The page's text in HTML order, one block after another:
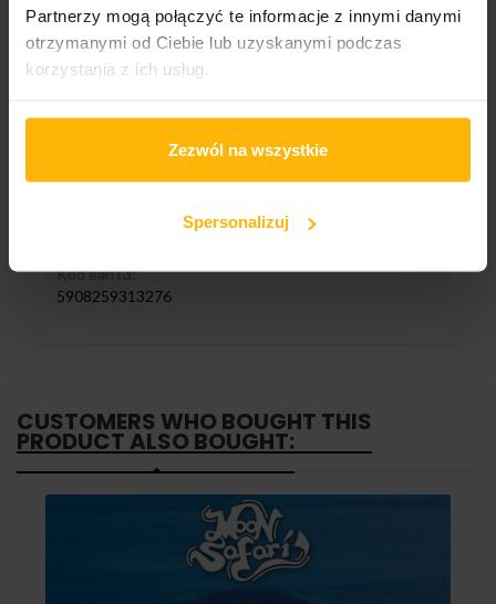
Partnerzy mogą połączyć te informacje z innymi danymi
otrzymanymi od Ciebie lub uzyskanymi podczas
korzystania z ich usług.
Zezwól na wszystkie
Spersonalizuj
Wydawnictwo 1/2
Lynx Music
Kod ean13:
5908259313276
CUSTOMERS WHO BOUGHT THIS
PRODUCT ALSO BOUGHT: